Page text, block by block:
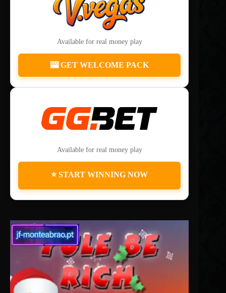
Available for real money play
🎰 GET WELCOME PACK
Available for real money play
⭐ START WINNING NOW